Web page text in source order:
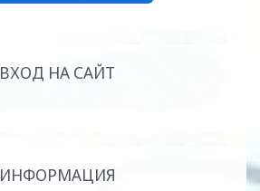
ВХОД НА САЙТ
ИНФОРМАЦИЯ